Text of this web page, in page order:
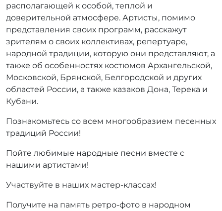
располагающей к особой, теплой и
доверительной атмосфере. Артисты, помимо
представления своих программ, расскажут
зрителям о своих коллективах, репертуаре,
народной традиции, которую они представляют, а
также об особенностях костюмов Архангельской,
Московской, Брянской, Белгородской и других
областей России, а также казаков Дона, Терека и
Кубани.
Познакомьтесь со всем многообразием песенных
традиций России!
Пойте любимые народные песни вместе с
нашими артистами!
Участвуйте в наших мастер-классах!
Получите на память ретро-фото в народном